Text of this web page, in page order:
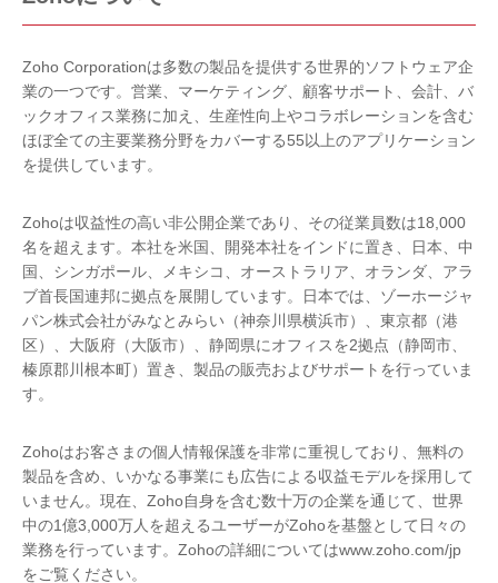
Zoho Corporationは多数の製品を提供する世界的ソフトウェア企
業の一つです。営業、マーケティング、顧客サポート、会計、バ
ックオフィス業務に加え、生産性向上やコラボレーションを含む
ほぼ全ての主要業務分野をカバーする55以上のアプリケーション
を提供しています。
Zohoは収益性の高い非公開企業であり、その従業員数は18,000
名を超えます。本社を米国、開発本社をインドに置き、日本、中
国、シンガポール、メキシコ、オーストラリア、オランダ、アラ
ブ首長国連邦に拠点を展開しています。日本では、ゾーホージャ
パン株式会社がみなとみらい（神奈川県横浜市）、東京都（港
区）、大阪府（大阪市）、静岡県にオフィスを2拠点（静岡市、
榛原郡川根本町）置き、製品の販売およびサポートを行っていま
す。
Zohoはお客さまの個人情報保護を非常に重視しており、無料の
製品を含め、いかなる事業にも広告による収益モデルを採用して
いません。現在、Zoho自身を含む数十万の企業を通じて、世界
中の1億3,000万人を超えるユーザーがZohoを基盤として日々の
業務を行っています。Zohoの詳細についてはwww.zoho.com/jp
をご覧ください。